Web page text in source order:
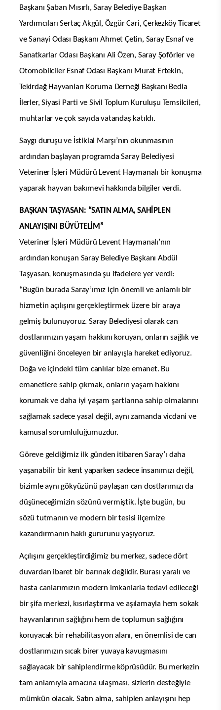
Başkanı Şaban Mısırlı, Saray Belediye Başkan
Yardımcıları Sertaç Akgül, Özgür Cari, Çerkezköy Ticaret
ve Sanayi Odası Başkanı Ahmet Çetin, Saray Esnaf ve
Sanatkarlar Odası Başkanı Ali Özen, Saray Şoförler ve
Otomobilciler Esnaf Odası Başkanı Murat Ertekin,
Tekirdağ Hayvanları Koruma Derneği Başkanı Bedia
İlerler, Siyasi Parti ve Sivil Toplum Kuruluşu Temsilcileri,
muhtarlar ve çok sayıda vatandaş katıldı.
Saygı duruşu ve İstiklal Marşı’nın okunmasının
ardından başlayan programda Saray Belediyesi
Veteriner İşleri Müdürü Levent Haymanalı bir konuşma
yaparak hayvan bakımevi hakkında bilgiler verdi.
BAŞKAN TAŞYASAN: “SATIN ALMA, SAHİPLEN
ANLAYIŞINI BÜYÜTELİM”
Veteriner İşleri Müdürü Levent Haymanalı’nın
ardından konuşan Saray Belediye Başkanı Abdül
Taşyasan, konuşmasında şu ifadelere yer verdi:
“Bugün burada Saray’ımız için önemli ve anlamlı bir
hizmetin açılışını gerçekleştirmek üzere bir araya
gelmiş bulunuyoruz. Saray Belediyesi olarak can
dostlarımızın yaşam hakkını koruyan, onların sağlık ve
güvenliğini önceleyen bir anlayışla hareket ediyoruz.
Doğa ve içindeki tüm canlılar bize emanet. Bu
emanetlere sahip çıkmak, onların yaşam hakkını
korumak ve daha iyi yaşam şartlarına sahip olmalarını
sağlamak sadece yasal değil, aynı zamanda vicdani ve
kamusal sorumluluğumuzdur.
Göreve geldiğimiz ilk günden itibaren Saray’ı daha
yaşanabilir bir kent yaparken sadece insanımızı değil,
bizimle aynı gökyüzünü paylaşan can dostlarımızı da
düşüneceğimizin sözünü vermiştik. İşte bugün, bu
sözü tutmanın ve modern bir tesisi ilçemize
kazandırmanın haklı gururunu yaşıyoruz.
Açılışını gerçekleştirdiğimiz bu merkez, sadece dört
duvardan ibaret bir barınak değildir. Burası yaralı ve
hasta canlarımızın modern imkanlarla tedavi edileceği
bir şifa merkezi, kısırlaştırma ve aşılamayla hem sokak
hayvanlarının sağlığını hem de toplumun sağlığını
koruyacak bir rehabilitasyon alanı, en önemlisi de can
dostlarımızın sıcak birer yuvaya kavuşmasını
sağlayacak bir sahiplendirme köprüsüdür. Bu merkezin
tam anlamıyla amacına ulaşması, sizlerin desteğiyle
mümkün olacak. Satın alma, sahiplen anlayışını hep